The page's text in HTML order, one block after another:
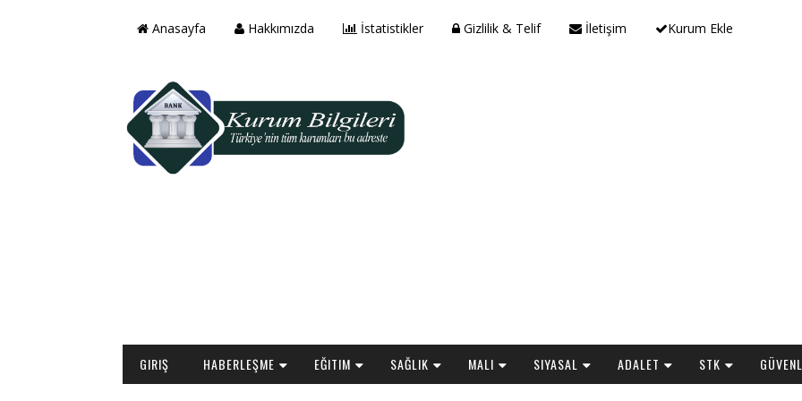
Anasayfa Hakkımızda İstatistikler Gizlilik & Telif İletişim Kurum Ekle
GIRIŞ HABERLEŞME EĞITIM SAĞLIK MALI SIYASAL ADALET STK